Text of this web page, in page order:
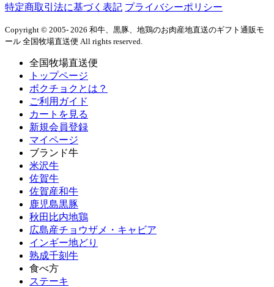
特定商取引法に基づく表記 プライバシーポリシー
Copyright © 2005- 2026 和牛、黒豚、地鶏のお肉産地直送のギフト通販モ
ール 全国牧場直送便 All rights reserved.
全国牧場直送便
トップページ
ボクチョクとは？
ご利用ガイド
カートを見る
新規会員登録
マイページ
ブランド牛
米沢牛
佐賀牛
佐賀産和牛
鹿児島黒豚
秋田比内地鶏
広島産チョウザメ・キャビア
インギー地どり
熟成千刻牛
食べ方
ステーキ